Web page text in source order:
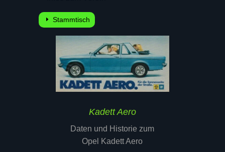
Stammtisch
Kadett Aero
Daten und Historie zum
Opel Kadett Aero